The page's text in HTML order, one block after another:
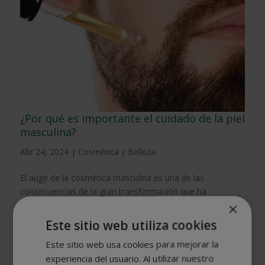
¿Por qué es importante el cuidado de la piel
masculina?
Abr 24, 2024| Cosmética y Belleza
El auge de la cosmética masculina es una de las
consecuencias de la gran transformación que ha
experimentado la industria de la belleza. Anteriormente, se
relegaba a un segundo plano, la atención hacia el cuidado
de la piel y la barba en los hombres ha ganado terreno,...
×
Este sitio web utiliza cookies
Este sitio web usa cookies para mejorar la
experiencia del usuario. Al utilizar nuestro